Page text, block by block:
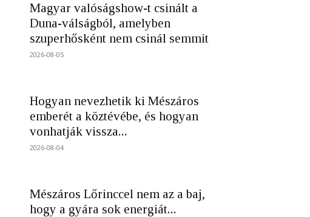
Magyar valóságshow-t csinált a
Duna-válságból, amelyben
szuperhősként nem csinál semmit
2026-08-05
Hogyan nevezhetik ki Mészáros
emberét a köztévébe, és hogyan
vonhatják vissza...
2026-08-04
Mészáros Lőrinccel nem az a baj,
hogy a gyára sok energiát...